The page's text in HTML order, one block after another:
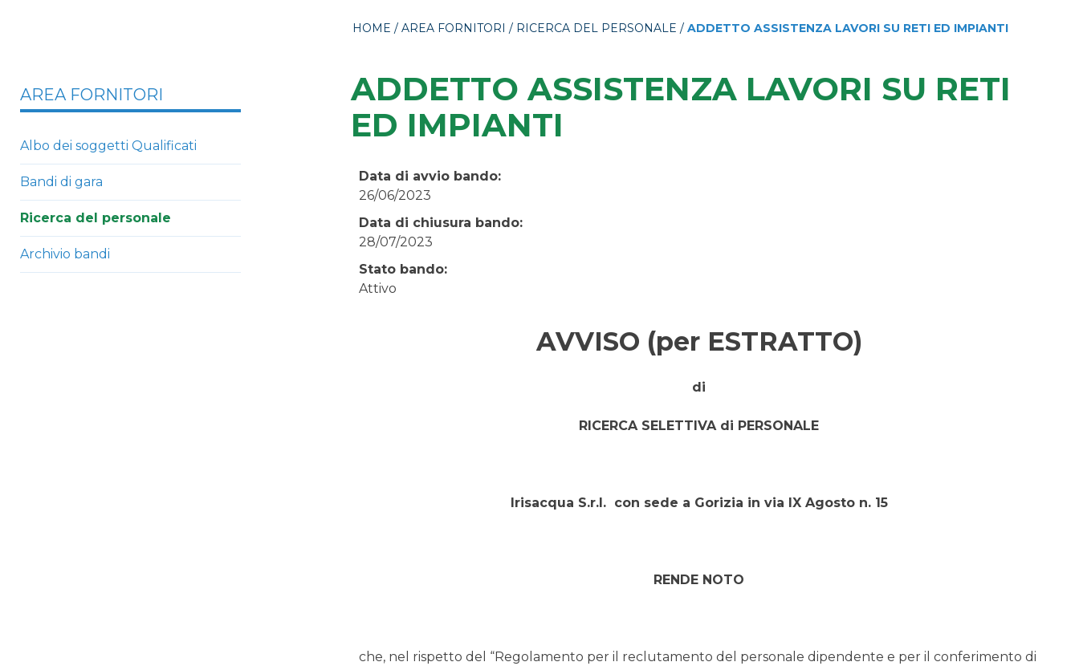
AREA FORNITORI
Albo dei soggetti Qualificati
Bandi di gara
Ricerca del personale
Archivio bandi
HOME / AREA FORNITORI / RICERCA DEL PERSONALE / ADDETTO ASSISTENZA LAVORI SU RETI ED IMPIANTI
ADDETTO ASSISTENZA LAVORI SU RETI
ED IMPIANTI
Data di avvio bando:
26/06/2023
Data di chiusura bando:
28/07/2023
Stato bando:
Attivo
AVVISO (per ESTRATTO)
di
RICERCA SELETTIVA di PERSONALE
Irisacqua S.r.l. con sede a Gorizia in via IX Agosto n. 15
RENDE NOTO
che, nel rispetto del “Regolamento per il reclutamento del personale dipendente e per il conferimento di